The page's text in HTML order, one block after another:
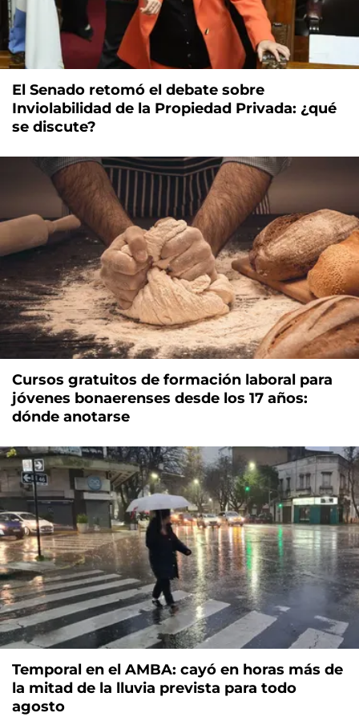
El Senado retomó el debate sobre
Inviolabilidad de la Propiedad Privada: ¿qué
se discute?
Cursos gratuitos de formación laboral para
jóvenes bonaerenses desde los 17 años:
dónde anotarse
Temporal en el AMBA: cayó en horas más de
la mitad de la lluvia prevista para todo
agosto